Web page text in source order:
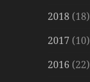
2018 (18)
2017 (10)
2016 (22)